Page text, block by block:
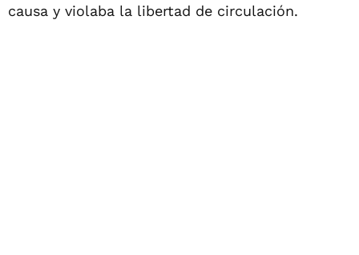
causa y violaba la libertad de circulación.